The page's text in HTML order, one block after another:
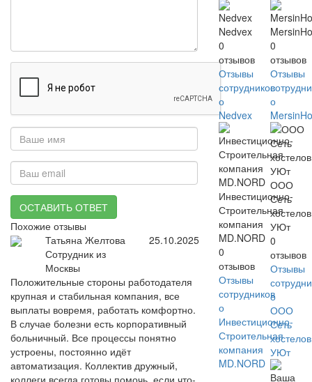
ОСТАВИТЬ ОТВЕТ
Похожие отзывы
Татьяна Желтова
Сотрудник из
Москвы
25.10.2025
Положительные стороны работодателя
крупная и стабильная компания, все
выплаты вовремя, работать комфортно.
В случае болезни есть корпоративный
больничный. Все процессы понятно
устроены, постоянно идёт
автоматизация. Коллектив дружный,
коллеги всегда готовы помочь, если что-
Nedvex
0
отзывов
Отзывы
сотрудников
о
Nedvex
0
отзывов
Отзывы
о
Инвестиционно-
Строительная
компания
MD.NORD
0
отзывов
Отзывы
сотрудников
о
Инвестиционно-
Строительная
компания
MD.NORD
ООО
Сеть
хостелов
УЮт
0
отзывов
Отзывы
о
ООО
Сеть
хостелов
УЮт